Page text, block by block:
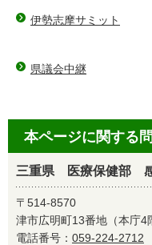
伊勢志摩サミット
県議会中継
本ページに関する
三重県 医療保健部
〒514-8570
津市広明町13番地（本庁4
電話番号： 059-224-2712